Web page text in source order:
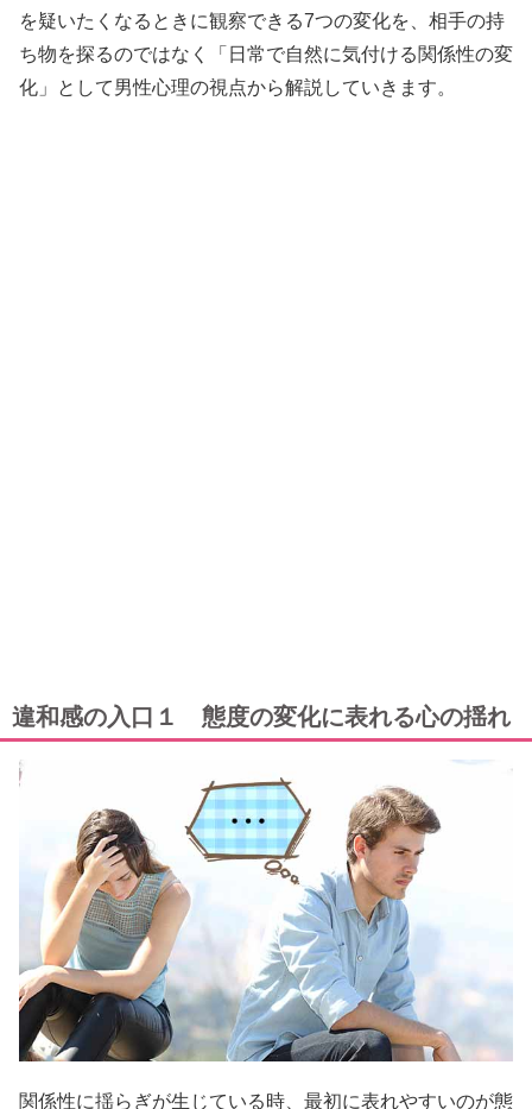
を疑いたくなるときに観察できる7つの変化を、相手の持
ち物を探るのではなく「日常で自然に気付ける関係性の変
化」として男性心理の視点から解説していきます。
違和感の入口１ 態度の変化に表れる心の揺れ
関係性に揺らぎが生じている時、最初に表れやすいのが態